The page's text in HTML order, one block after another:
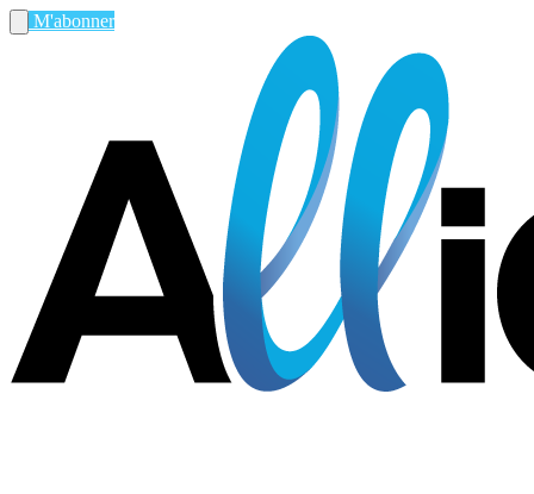
M'abonner